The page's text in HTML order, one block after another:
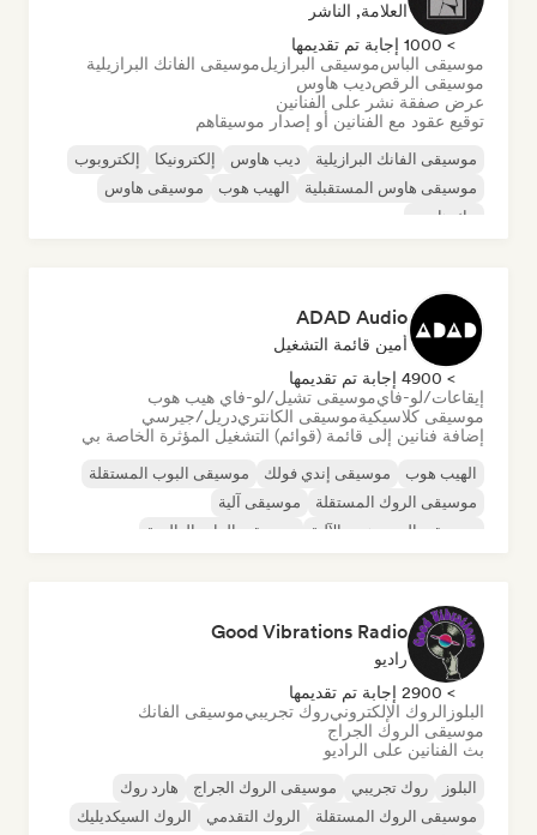
العلامة, الناشر
> 1000 إجابة تم تقديمها
موسيقى الباسموسيقى البرازيلموسيقى الفانك البرازيلية
موسيقى الرقصديب هاوس
عرض صفقة نشر على الفنانين
توقيع عقود مع الفنانين أو إصدار موسيقاهم
موسيقى الفانك البرازيلية ديب هاوس إلكترونيكا
إلكتروبوب
موسيقى هاوس المستقبلية
الهيب هوب
موسيقى هاوس
تيك هاوس
ADAD Audio
أمين قائمة التشغيل
> 4900 إجابة تم تقديمها
إيقاعات/لو-فايموسيقى تشيل/لو-فاي هيب هوب
موسيقى كلاسيكيةموسيقى الكانتريدريل/جيرسي
إضافة فنانين إلى قائمة (قوائم) التشغيل المؤثرة الخاصة بي
الهيب هوب موسيقى إندي فولك
موسيقى البوب المستقلة
موسيقى الروك المستقلة
موسيقى آلية
موسيقى الهيب هوب الآلية
موسيقى الراب العالمية
Good Vibrations Radio
راديو
> 2900 إجابة تم تقديمها
البلوز الروك الإلكترونيروك تجريبيموسيقى الفانك
موسيقى الروك الجراج
بث الفنانين على الراديو
البلوز روك تجريبي موسيقى الروك الجراج
هارد روك
موسيقى الروك المستقلة
الروك التقدمي
الروك السيكديليك